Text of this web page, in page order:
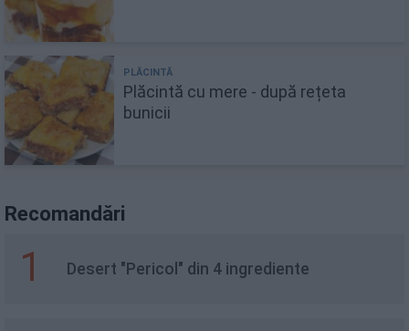
Plăcintă cu mere - după rețeta
bunicii
Recomandări
1 Desert "Pericol" din 4 ingrediente